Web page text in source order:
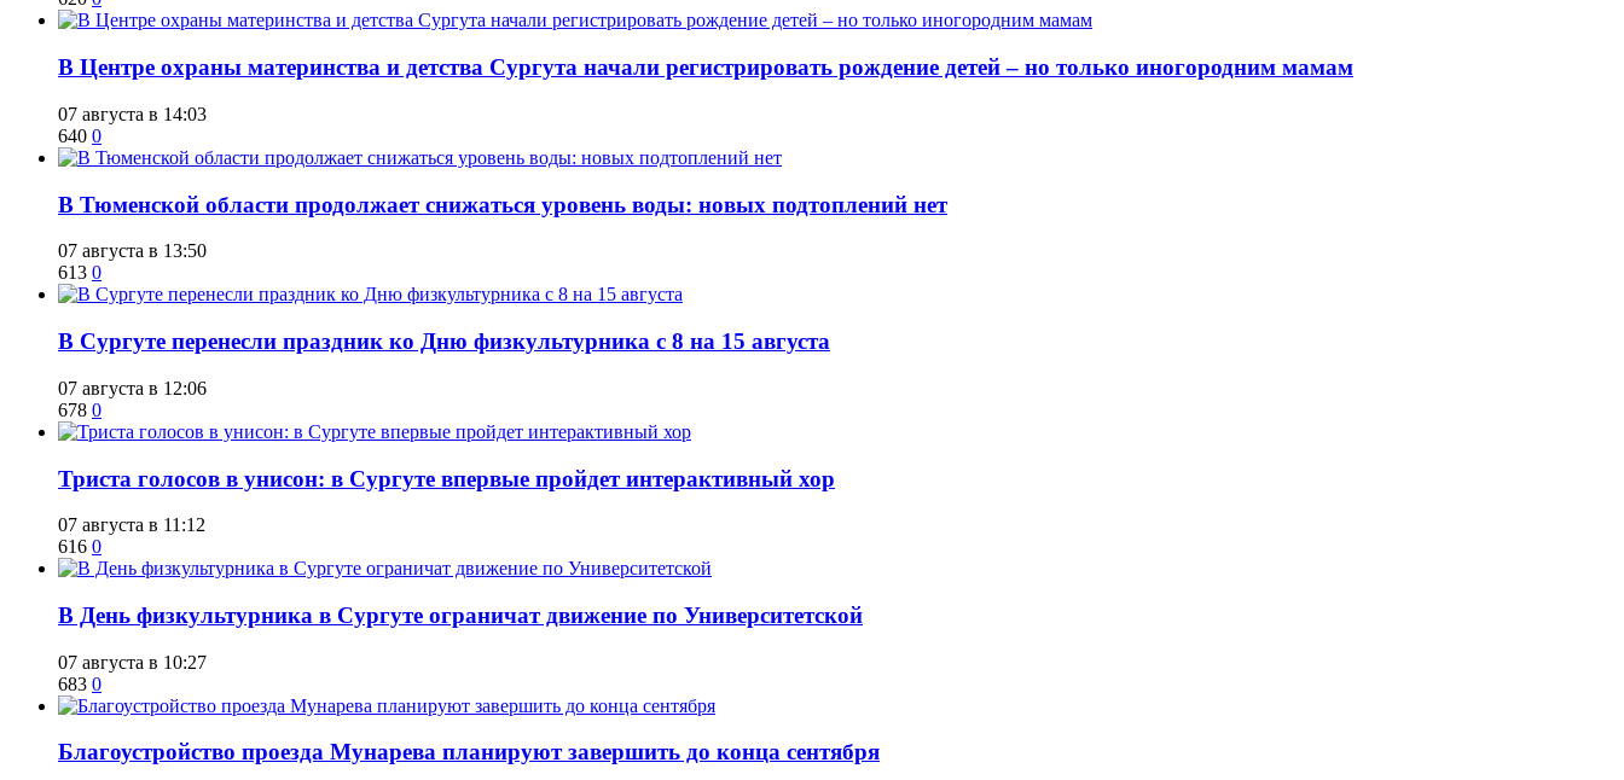
​В Центре охраны материнства и детства Сургута начали регистрировать рождение детей – но только иногородним мамам
07 августа в 14:03
640 0
​В Тюменской области продолжает снижаться уровень воды: новых подтоплений нет
07 августа в 13:50
613 0
​В Сургуте перенесли праздник ко Дню физкультурника с 8 на 15 августа
07 августа в 12:06
678 0
​Триста голосов в унисон: в Сургуте впервые пройдет интерактивный хор
07 августа в 11:12
616 0
​В День физкультурника в Сургуте ограничат движение по Университетской
07 августа в 10:27
683 0
Благоустройство проезда Мунарева планируют завершить до конца сентября